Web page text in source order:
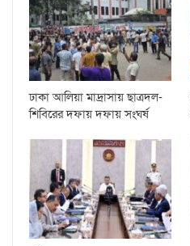
ঢাকা আলিয়া মাদ্রাসায় ছাত্রদল-
শিবিরের দফায় দফায় সংঘর্ষ